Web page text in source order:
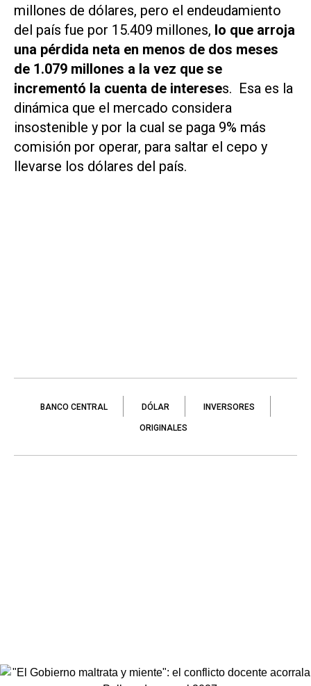
millones de dólares, pero el endeudamiento
del país fue por 15.409 millones, lo que arroja
una pérdida neta en menos de dos meses
de 1.079 millones a la vez que se
incrementó la cuenta de intereses. Esa es la
dinámica que el mercado considera
insostenible y por la cual se paga 9% más
comisión por operar, para saltar el cepo y
llevarse los dólares del país.
BANCO CENTRAL DÓLAR INVERSORES
ORIGINALES